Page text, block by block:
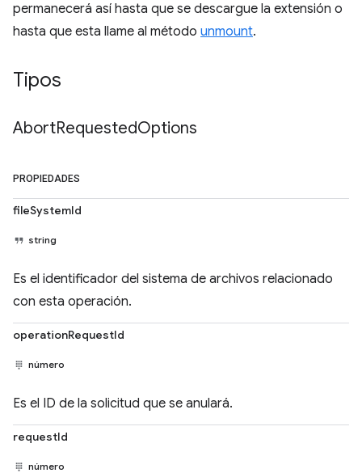
permanecerá así hasta que se descargue la extensión o
hasta que esta llame al método unmount.
Tipos
AbortRequestedOptions
PROPIEDADES
fileSystemId
string
Es el identificador del sistema de archivos relacionado
con esta operación.
operationRequestId
número
Es el ID de la solicitud que se anulará.
requestId
número